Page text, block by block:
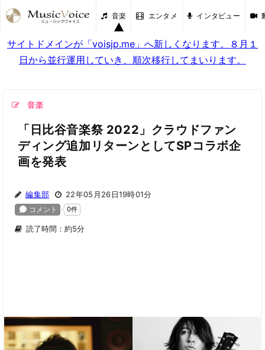
音楽 エンタメ インタビュー
サイトドメインが「voisjp.me」へ新しくなります。８月１
日から並行運用していき、順次移行してまいります。
音楽
「日比谷音楽祭 2022」クラウドファン
ディング追加リターンとしてSPコラボ企
画を発表
編集部 22年05月26日19時01分
読了時間：約5分